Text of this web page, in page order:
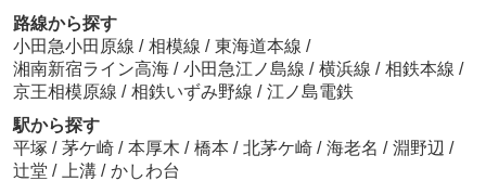
路線から探す
小田急小田原線 / 相模線 / 東海道本線 /
湘南新宿ライン高海 / 小田急江ノ島線 / 横浜線 / 相鉄本線 /
京王相模原線 / 相鉄いずみ野線 / 江ノ島電鉄
駅から探す
平塚 / 茅ケ崎 / 本厚木 / 橋本 / 北茅ケ崎 / 海老名 / 淵野辺 /
辻堂 / 上溝 / かしわ台